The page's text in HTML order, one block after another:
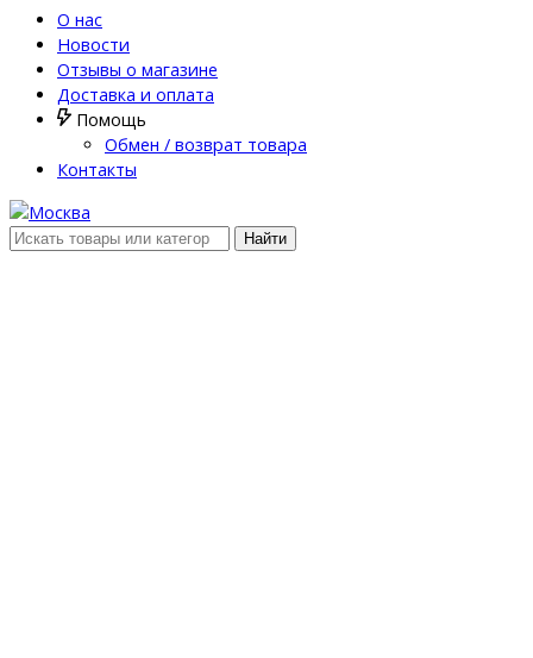
О нас
Новости
Отзывы о магазине
Доставка и оплата
Помощь
Обмен / возврат товара
Контакты
Найти